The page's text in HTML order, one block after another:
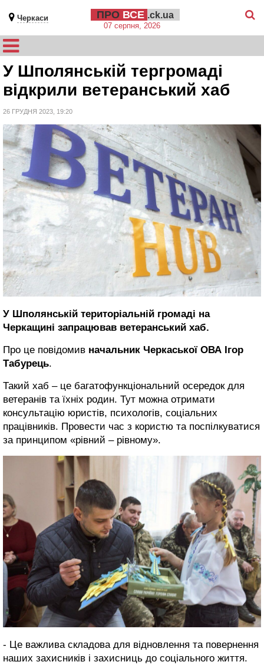
Черкаси ПРО ВСЕ .ck.ua
07 серпня, 2026
У Шполянській тергромаді
відкрили ветеранський хаб
26 ГРУДНЯ 2023, 19:20
У Шполянській територіальній громаді на
Черкащині запрацював ветеранський хаб.
Про це повідомив начальник Черкаської ОВА Ігор
Табурець.
Такий хаб – це багатофункціональний осередок для
ветеранів та їхніх родин. Тут можна отримати
консультацію юристів, психологів, соціальних
працівників. Провести час з користю та поспілкуватися
за принципом «рівний – рівному».
- Це важлива складова для відновлення та повернення
наших захисників і захисниць до соціального життя.